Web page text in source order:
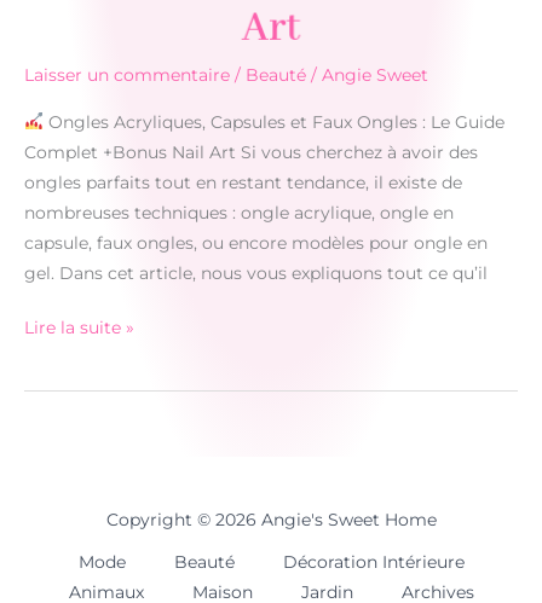
Art
Laisser un commentaire / Beauté / Angie Sweet
Ongles Acryliques, Capsules et Faux Ongles : Le Guide
Complet +Bonus Nail Art Si vous cherchez à avoir des
ongles parfaits tout en restant tendance, il existe de
nombreuses techniques : ongle acrylique, ongle en
capsule, faux ongles, ou encore modèles pour ongle en
gel. Dans cet article, nous vous expliquons tout ce qu’il
parfaits:
Lire la suite »
Copyright © 2026 Angie's Sweet Home
Mode Beauté
Décoration Intérieure
Animaux
Maison Jardin Archives